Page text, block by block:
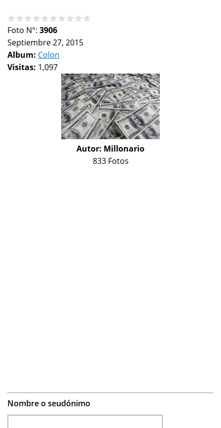
Foto N°: 3906
Septiembre 27, 2015
Album: Colon
Visitas: 1,097
Autor: Millonario
833 Fotos
Nombre o seudónimo